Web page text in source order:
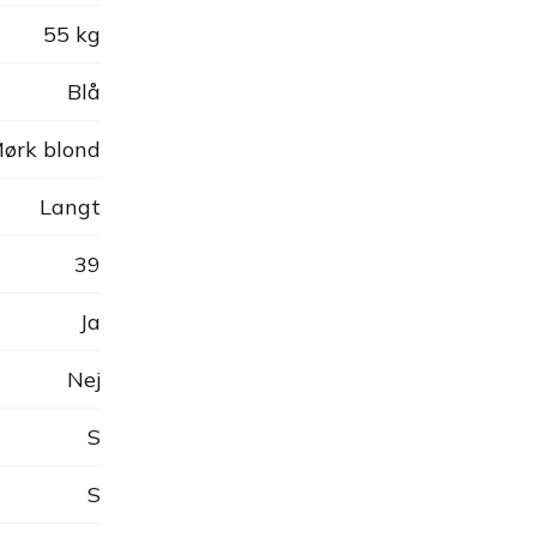
55 kg
Blå
blond
Langt
39
Ja
Nej
S
S